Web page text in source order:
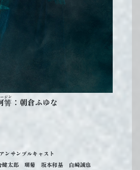
箐
ジン ：朝倉ふゆな
アンサンブルキャスト
健太郎 瑚菊 坂本和基 白崎誠也